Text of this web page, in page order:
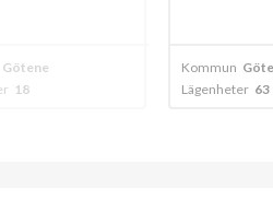
Götene
18
Kommun
Lägenheter 63